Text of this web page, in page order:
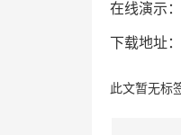
在线演示：
下载地址：
此文暂无标